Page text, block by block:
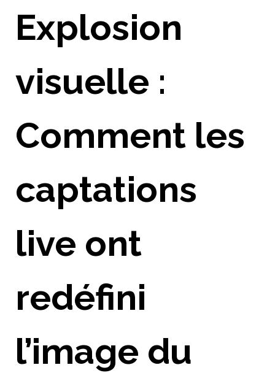
Explosion
visuelle :
Comment les
captations
live ont
redéfini
l’image du